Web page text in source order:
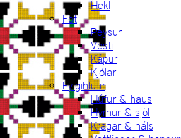
Hekl
Föt
Peysur
Vesti
Kápur
Kjólar
Fylgihlutir
Húfur & haus
Hyrnur & sjöl
Kragar & háls